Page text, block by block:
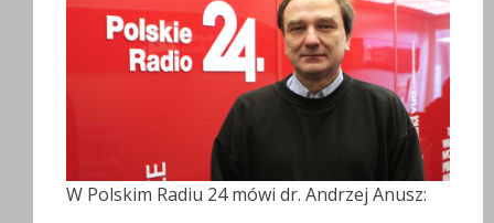
W Polskim Radiu 24 mówi dr. Andrzej Anusz: